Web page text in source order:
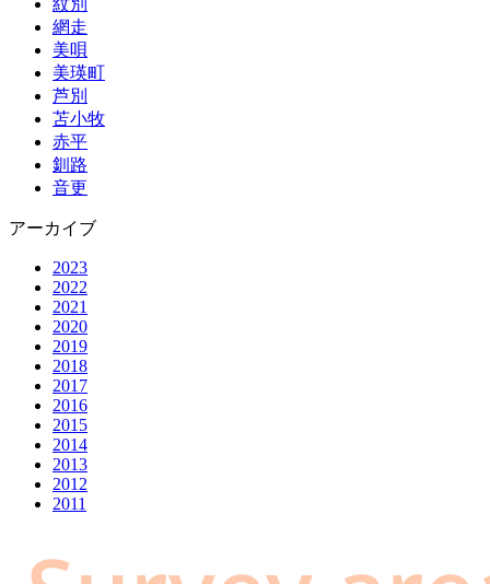
紋別
網走
美唄
美瑛町
芦別
苫小牧
赤平
釧路
音更
アーカイブ
2023
2022
2021
2020
2019
2018
2017
2016
2015
2014
2013
2012
2011